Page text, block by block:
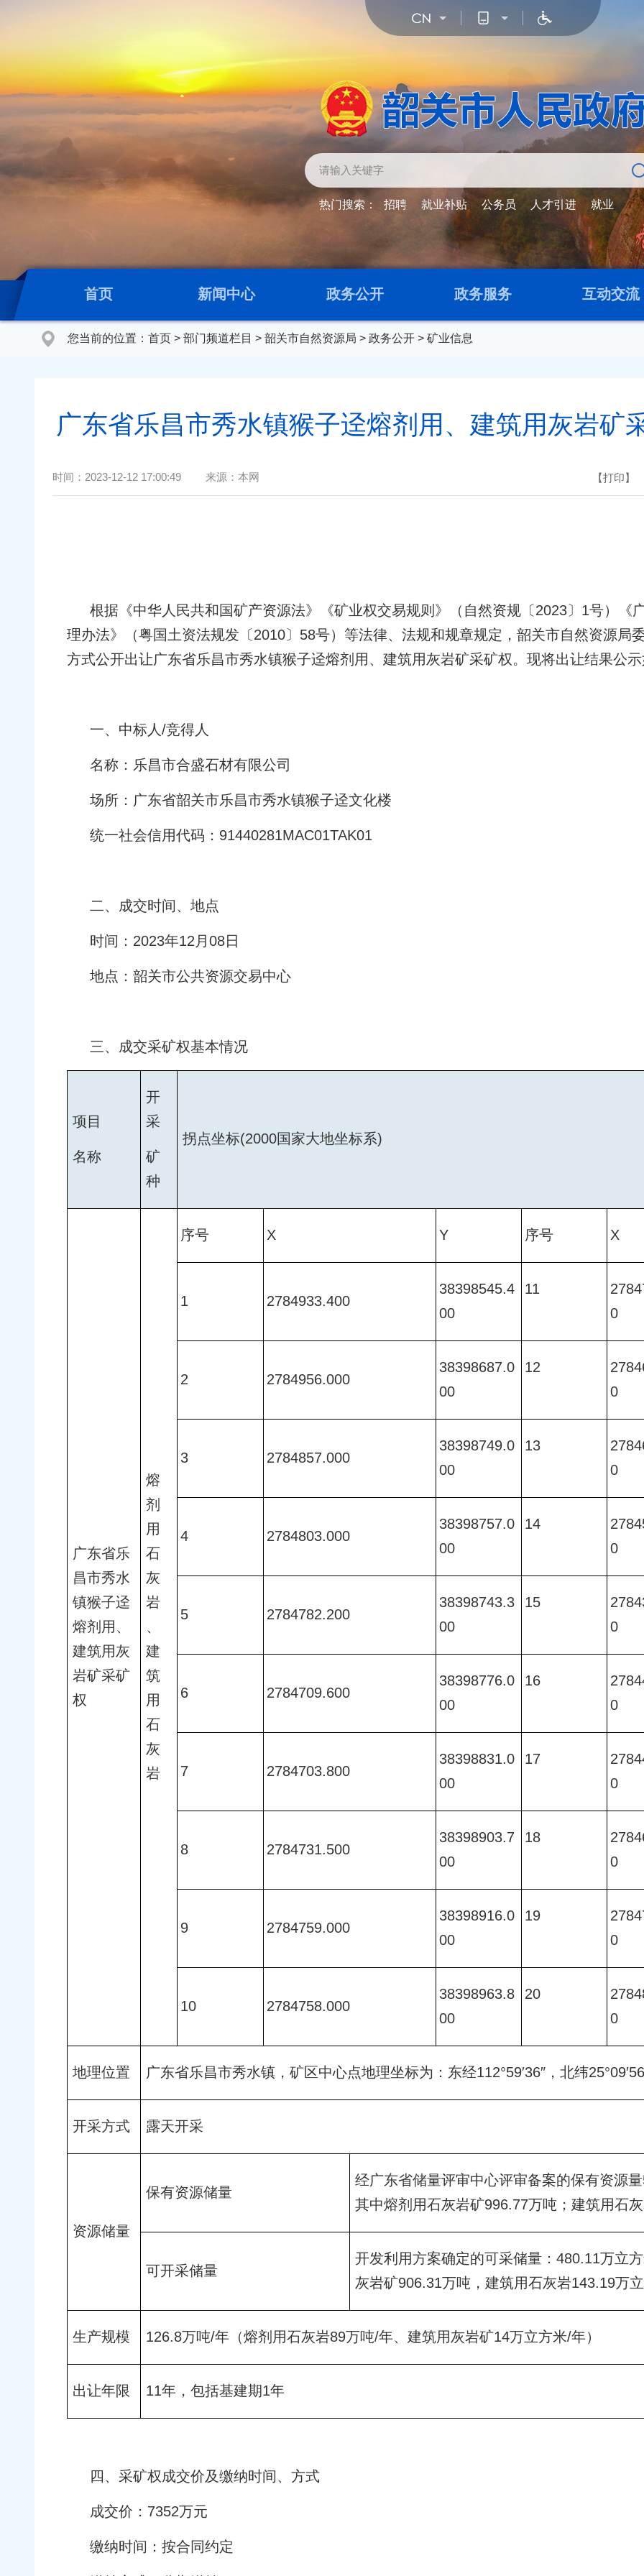
热门搜索： 招聘 就业补贴 公务员 人才引进 就业
首页 新闻中心 政务公开 政务服务 互动交流
您当前的位置： 首页 > 部门频道栏目 > 韶关市自然资源局 > 政务公开 > 矿业信息
广东省乐昌市秀水镇猴子迳熔剂用、建筑用灰岩矿
时间： 2023-12-12 17:00:49 来源： 本网 【打印】
根据《中华人民共和国矿产资源法》《矿业权交易规则》（自然资规〔2023〕1号）《
理办法》（粤国土资法规发〔2010〕58号）等法律、法规和规章规定，韶关市自然资源局
方式公开出让广东省乐昌市秀水镇猴子迳熔剂用、建筑用灰岩矿采矿权。现将出让结果公
一、中标人/竞得人
名称：乐昌市合盛石材有限公司
场所：广东省韶关市乐昌市秀水镇猴子迳文化楼
统一社会信用代码：91440281MAC01TAK01
二、成交时间、地点
时间：2023年12月08日
地点：韶关市公共资源交易中心
三、成交采矿权基本情况
项目
名称
开
采
矿
种
拐点坐标(2000国家大地坐标系)
广东省乐
昌市秀水
镇猴子迳
熔剂用、
建筑用灰
岩矿采矿
权
熔
剂
用
石
灰
岩
、
建
筑
用
石
灰
岩
序号 X Y 序号 X
1 2784933.400
38398545.4
00
11
0
2 2784956.000
38398687.0
00
12
0
3 2784857.000
38398749.0
00
13
0
4 2784803.000
38398757.0
00
14
0
5 2784782.200
38398743.3
00
15
0
6 2784709.600
38398776.0
00
16
0
7 2784703.800
38398831.0
00
17
0
8 2784731.500
38398903.7
00
18
0
9 2784759.000
38398916.0
00
19
0
10 2784758.000
38398963.8
00
20
0
地理位置 广东省乐昌市秀水镇，矿区中心点地理坐标为：东经112°59′36″，北纬
开采方式 露天开采
资源储量
保有资源储量
经广东省储量评审中心评审备案的保有资源
其中熔剂用石灰岩矿996.77万吨；建筑用石
可开采储量
开发利用方案确定的可采储量：480.11万立
灰岩矿906.31万吨，建筑用石灰岩143.19万
生产规模 126.8万吨/年（熔剂用石灰岩89万吨/年、建筑用灰岩矿14万立方米/年）
出让年限 11年，包括基建期1年
四、采矿权成交价及缴纳时间、方式
成交价：7352万元
缴纳时间：按合同约定